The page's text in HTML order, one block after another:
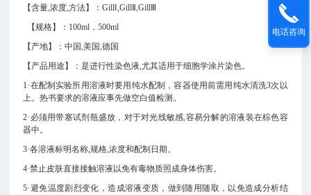
【含量,浓度,方法】：GillⅠ,GillⅡ,GillⅢ
【规格】： 100ml，500ml
【产地】：中国,美国,德国
【产品用途】：是进行性染色液,尤其适用于细胞学涂片染色。
1·在配制实验所用溶液时要用纯水配制，容器使用前需用纯水清洗3次以
上。热书要求的溶液应事先做空白值检测。
2· 必须用带塞试剂瓶盛放，对于对光线敏感,容易分解的溶液装在棕色容
器中。
3·各溶液标明名称,规格,浓度和配制日期。
4·禁止皮肤直接接触溶液以免有毒物质照成身体伤害。
5·避免温度剧烈变化，造成溶液变质，做到随用随取，以免造成分析结
电话咨询